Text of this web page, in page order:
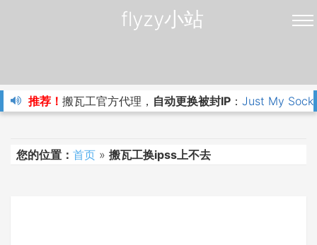
flyzy小站
推荐！ 搬瓦工官方代理， 自动更换被封IP ： Just My
您的位置： 首页 » 搬瓦工换ipss上不去